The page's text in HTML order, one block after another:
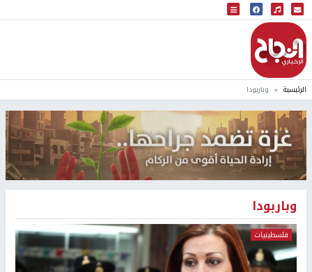
البث المباشر
إذاعة النجاح
الرئيسية وباربودا
وباربودا
فلسطينيات